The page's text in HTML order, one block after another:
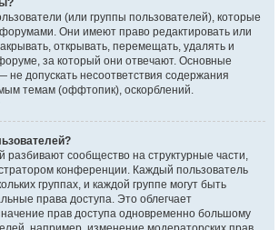
(или группы пользователей), которые
Они имеют право редактировать или
открывать, перемещать, удалять и
за который они отвечают. Основные
не допускать несоответствия содержания
темам (оффтопик), оскорблений.
разбивают сообщество на структурные части,
конференции. Каждый пользователь
группах, и каждой группе могут быть
права доступа. Это облегчает
прав доступа одновременно большому